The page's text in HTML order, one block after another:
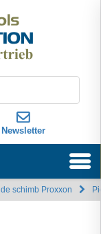
Newsletter
schimb Proxxon